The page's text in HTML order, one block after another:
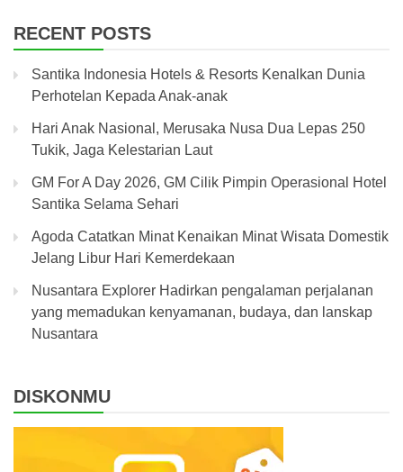
RECENT POSTS
Santika Indonesia Hotels & Resorts Kenalkan Dunia
Perhotelan Kepada Anak-anak
Hari Anak Nasional, Merusaka Nusa Dua Lepas 250
Tukik, Jaga Kelestarian Laut
GM For A Day 2026, GM Cilik Pimpin Operasional Hotel
Santika Selama Sehari
Agoda Catatkan Minat Kenaikan Minat Wisata Domestik
Jelang Libur Hari Kemerdekaan
Nusantara Explorer Hadirkan pengalaman perjalanan
yang memadukan kenyamanan, budaya, dan lanskap
Nusantara
DISKONMU